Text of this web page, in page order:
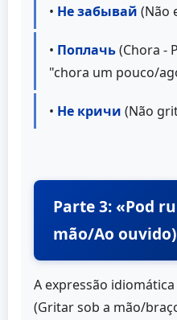
• Не забывай (Não
• Поплачь(Chora -
"chora um pouco/
• Не кричи (Não
Parte 3: «Pod
mão/Ao ouvido)
A expressão idiomática
(Gritar sob a mão/